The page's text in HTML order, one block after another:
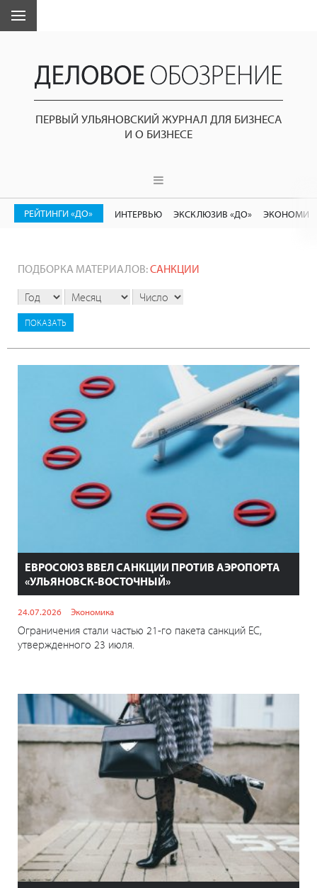
ПЕРВЫЙ УЛЬЯНОВСКИЙ ЖУРНАЛ ДЛЯ БИЗНЕСА
И О БИЗНЕСЕ
РЕЙТИНГИ «ДО» ИНТЕРВЬЮ ЭКСКЛЮЗИВ «ДО»
ПОДБОРКА МАТЕРИАЛОВ:САНКЦИИ
ЕВРОСОЮЗ ВВЕЛ САНКЦИИ ПРОТИВ АЭРОПОРТА
«УЛЬЯНОВСК-ВОСТОЧНЫЙ»
24.07.2026 Экономика
Ограничения стали частью 21-го пакета санкций ЕС,
утвержденного 23 июля.